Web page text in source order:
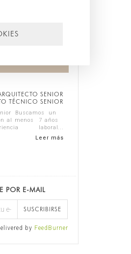
SENIOR
TÉCNICO SENIOR
Buscamos un
al menos 7 años
laboral
en arquitectura
Leer más
POR E-MAIL
SUSCRIBIRSE
by FeedBurner